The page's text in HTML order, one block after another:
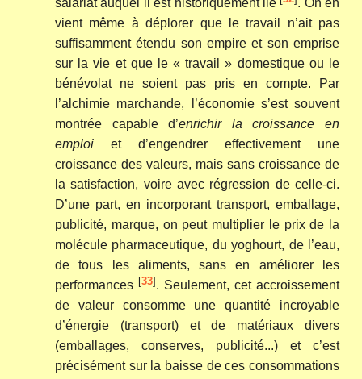
salariat auquel il est historiquement lié
. On en
vient même à déplorer que le travail n’ait pas
suffisamment étendu son empire et son emprise
sur la vie et que le « travail » domestique ou le
bénévolat ne soient pas pris en compte. Par
l’alchimie marchande, l’économie s’est souvent
montrée capable d’enrichir la croissance en
emploi et d’engendrer effectivement une
croissance des valeurs, mais sans croissance de
la satisfaction, voire avec régression de celle-ci.
D’une part, en incorporant transport, emballage,
publicité, marque, on peut multiplier le prix de la
molécule pharmaceutique, du yoghourt, de l’eau,
de tous les aliments, sans en améliorer les
performances [33]. Seulement, cet accroissement
de valeur consomme une quantité incroyable
d’énergie (transport) et de matériaux divers
(emballages, conserves, publicité...) et c’est
précisément sur la baisse de ces consommations